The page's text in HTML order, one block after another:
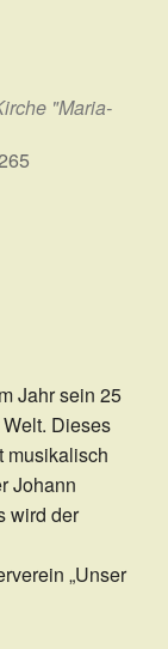
"Maria-
Jahr sein 25
Dieses
musikalisch
Johann
wird der
„Unser